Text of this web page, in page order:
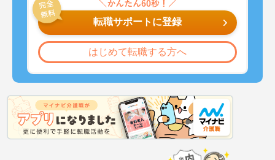
転職サポートに登録
はじめて転職する方へ